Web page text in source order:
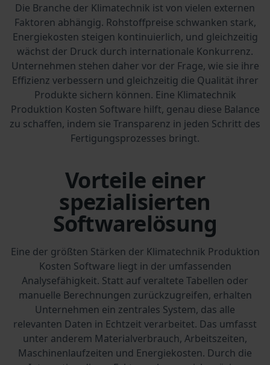
Die Branche der Klimatechnik ist von vielen externen
Faktoren abhängig. Rohstoffpreise schwanken stark,
Energiekosten steigen kontinuierlich, und gleichzeitig
wächst der Druck durch internationale Konkurrenz.
Unternehmen stehen daher vor der Frage, wie sie ihre
Effizienz verbessern und gleichzeitig die Qualität ihrer
Produkte sichern können. Eine Klimatechnik
Produktion Kosten Software hilft, genau diese Balance
zu schaffen, indem sie Transparenz in jeden Schritt des
Fertigungsprozesses bringt.
Vorteile einer
spezialisierten
Softwarelösung
Eine der größten Stärken der Klimatechnik Produktion
Kosten Software liegt in der umfassenden
Analysefähigkeit. Statt auf veraltete Tabellen oder
manuelle Berechnungen zurückzugreifen, erhalten
Unternehmen ein zentrales System, das alle
relevanten Daten in Echtzeit verarbeitet. Das umfasst
unter anderem Materialverbrauch, Arbeitszeiten,
Maschinenlaufzeiten und Energiekosten. Durch die